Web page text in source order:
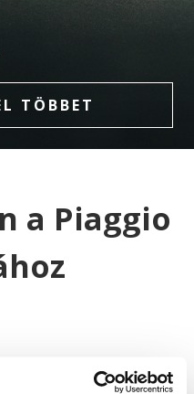
TÖBBET
a Piaggio